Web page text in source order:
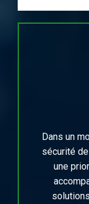
Dans un
sécurité
une